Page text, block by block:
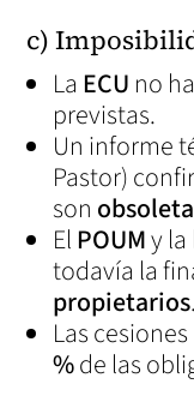
c)
La ECU no
previstas.
Un informe
Pastor)
son
ElPOUMy
todavía la
propietarios.
Las
%de las